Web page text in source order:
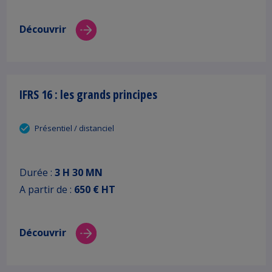
Découvrir
IFRS 16 : les grands principes
Présentiel / distanciel
Durée : 3 H 30 MN
A partir de : 650 € HT
Découvrir